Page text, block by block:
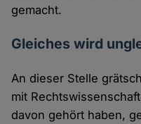
gemacht.
Gleiches wird
An dieser Stelle
mit
davon gehört haben,